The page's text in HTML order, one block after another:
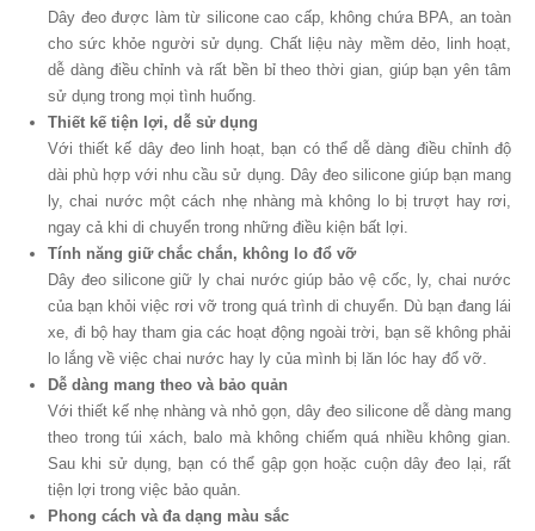
Dây đeo được làm từ silicone cao cấp, không chứa BPA, an toàn
cho sức khỏe người sử dụng. Chất liệu này mềm dẻo, linh hoạt,
dễ dàng điều chỉnh và rất bền bỉ theo thời gian, giúp bạn yên tâm
sử dụng trong mọi tình huống.
Thiết kế tiện lợi, dễ sử dụng
Với thiết kế dây đeo linh hoạt, bạn có thể dễ dàng điều chỉnh độ
dài phù hợp với nhu cầu sử dụng. Dây đeo silicone giúp bạn mang
ly, chai nước một cách nhẹ nhàng mà không lo bị trượt hay rơi,
ngay cả khi di chuyển trong những điều kiện bất lợi.
Tính năng giữ chắc chắn, không lo đổ vỡ
Dây đeo silicone giữ ly chai nước giúp bảo vệ cốc, ly, chai nước
của bạn khỏi việc rơi vỡ trong quá trình di chuyển. Dù bạn đang lái
xe, đi bộ hay tham gia các hoạt động ngoài trời, bạn sẽ không phải
lo lắng về việc chai nước hay ly của mình bị lăn lóc hay đổ vỡ.
Dễ dàng mang theo và bảo quản
Với thiết kế nhẹ nhàng và nhỏ gọn, dây đeo silicone dễ dàng mang
theo trong túi xách, balo mà không chiếm quá nhiều không gian.
Sau khi sử dụng, bạn có thể gập gọn hoặc cuộn dây đeo lại, rất
tiện lợi trong việc bảo quản.
Phong cách và đa dạng màu sắc